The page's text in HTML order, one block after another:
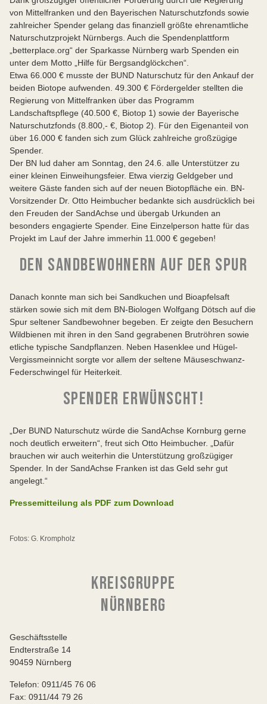
von Mittelfranken und den Bayerischen Naturschutzfonds sowie
zahlreicher Spender gelang das finanziell größte ehrenamtliche
Naturschutzprojekt Nürnbergs. Auch die Spendenplattform
„betterplace.org“ der Sparkasse Nürnberg warb Spenden ein
unter dem Motto „Hilfe für Bergsandglöckchen“.
Etwa 66.000 € musste der BUND Naturschutz für den Ankauf der
beiden Biotope aufwenden. 49.300 € Fördergelder stellten die
Regierung von Mittelfranken über das Programm
Landschaftspflege (40.500 €, Biotop 1) sowie der Bayerische
Naturschutzfonds (8.800,- €, Biotop 2). Für den Eigenanteil von
über 16.000 € fanden sich zum Glück zahlreiche großzügige
Spender.
Der BN lud daher am Sonntag, den 24.6. alle Unterstützer zu
einer kleinen Einweihungsfeier. Etwa vierzig Geldgeber und
weitere Gäste fanden sich auf der neuen Biotopfläche ein. BN-
Vorsitzender Dr. Otto Heimbucher bedankte sich ausdrücklich bei
den Freuden der SandAchse und übergab Urkunden an
besonders engagierte Spender. Eine Einzelperson hatte für das
Projekt im Lauf der Jahre immerhin 11.000 € gegeben!
DEN SANDBEWOHNERN AUF DER SPUR
Danach konnte man sich bei Sandkuchen und Bioapfelsaft
stärken sowie sich mit dem BN-Biologen Wolfgang Dötsch auf die
Spur seltener Sandbewohner begeben. Er zeigte den Besuchern
Wildbienen mit ihren in den Sand gegrabenen Brutröhren sowie
etliche typische Sandpflanzen. Neben Hasenklee und Hügel-
Vergissmeinnicht sorgte vor allem der seltene Mäuseschwanz-
Federschwingel für Heiterkeit.
SPENDER ERWÜNSCHT!
„Der BUND Naturschutz würde die SandAchse Kornburg gerne
noch deutlich erweitern“, freut sich Otto Heimbucher. „Dafür
brauchen wir auch weiterhin die Unterstützung großzügiger
Spender. In der SandAchse Franken ist das Geld sehr gut
angelegt.“
Pressemitteilung als PDF zum Download
Fotos: G. Krompholz
KREISGRUPPE
NÜRNBERG
Geschäftsstelle
Endterstraße 14
90459 Nürnberg
Telefon: 0911/45 76 06
Fax: 0911/44 79 26